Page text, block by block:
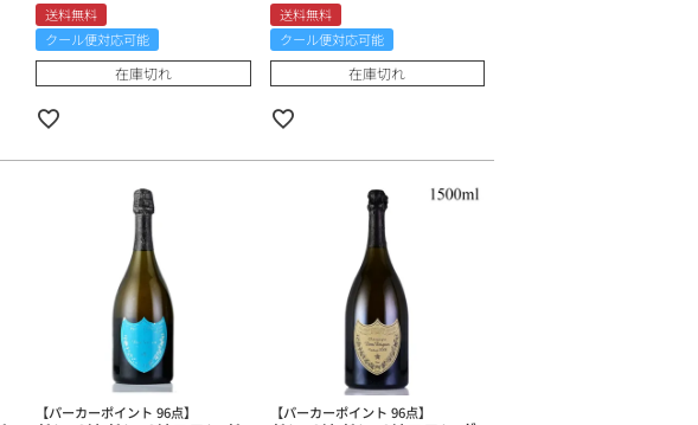
送料無料
クール便対応可能
在庫切れ
送料無料
クール便対応可能
在庫切れ
【パーカーポイント 96点】 【パーカーポイント 96点】